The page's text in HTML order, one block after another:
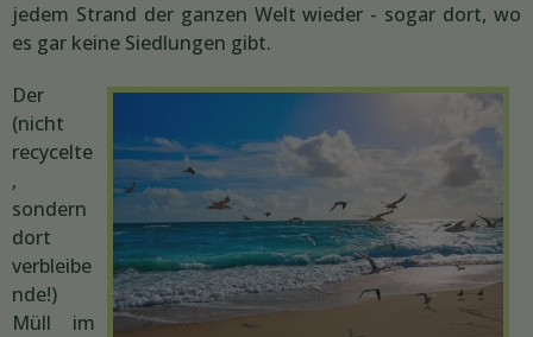
jedem Strand der ganzen Welt wieder - sogar dort, wo
es gar keine Siedlungen gibt.
Der
(nicht
recycelte
,
sondern
dort
verbleibe
nde!)
Müll im